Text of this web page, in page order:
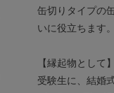
缶切りタイプの
いに役立ちます
【縁起物として
受験生に、結婚